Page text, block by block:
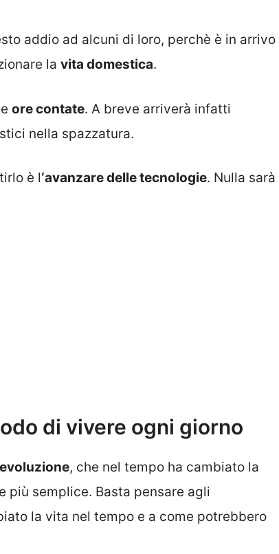
addio ad alcuni di loro, perchè è in arrivo
la vita domestica.
ore contate. A breve arriverà infatti
nella spazzatura.
è l‘avanzare delle tecnologie. Nulla sarà
di vivere ogni giorno
evoluzione, che nel tempo ha cambiato la
più semplice. Basta pensare agli
la vita nel tempo e a come potrebbero